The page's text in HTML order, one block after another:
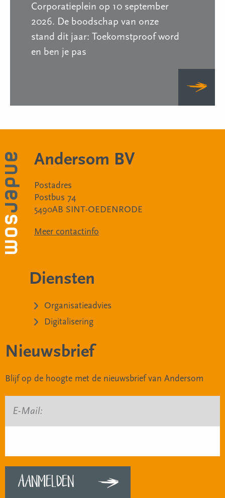
Corporatieplein op 10 september
2026. De boodschap van onze
stand dit jaar: Toekomstproof word
en ben je pas
Andersom BV
Postadres
Postbus 74
5490AB SINT-OEDENRODE
Meer contactinfo
Diensten
Organisatieadvies
Digitalisering
Nieuwsbrief
Blijf op de hoogte met de nieuwsbrief van Andersom
E-Mail: